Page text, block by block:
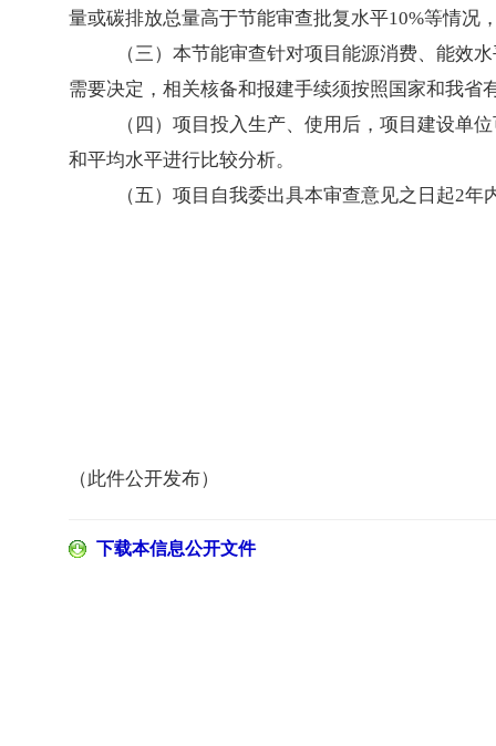
量或碳排放总量高于节能审查批复水平10%等情况
（三）本节能审查针对项目能源消费、能效
需要决定，相关核备和报建手续须按照国家和我
（四）项目投入生产、使用后，项目建设单
和平均水平进行比较分析。
（五）项目自我委出具本审查意见之日起2
（此件公开发布）
下载本信息公开文件